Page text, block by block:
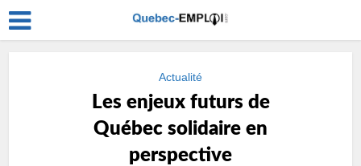
Actualité
Les enjeux futurs de
Québec solidaire en
perspective